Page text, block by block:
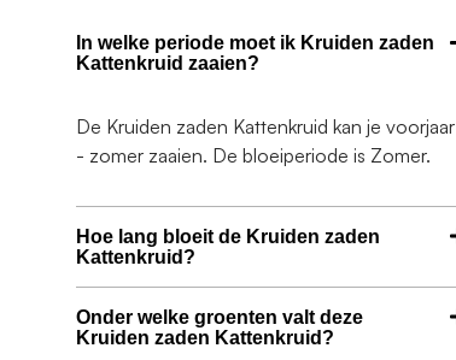
In welke periode moet ik Kruiden zaden
Kattenkruid zaaien?
De Kruiden zaden Kattenkruid kan je voorjaar
- zomer zaaien. De bloeiperiode is Zomer.
Hoe lang bloeit de Kruiden zaden
Kattenkruid?
Onder welke groenten valt deze
Kruiden zaden Kattenkruid?